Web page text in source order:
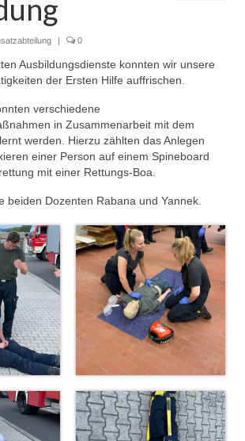
Jugendfeuerwehr 1996
Jubiläum Jugendfeuerwehr 2021
2023
Zug
| 0
Ausbildungsdienste konnten wir unsere
der Ersten Hilfe auffrischen.
verschiedene
in Zusammenarbeit mit dem
werden. Hierzu zählten das Anlegen
einer Person auf einem Spineboard
mit einer Rettungs-Boa.
beiden Dozenten Rabana und Yannek.